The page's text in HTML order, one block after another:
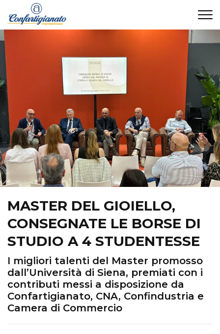
MASTER DEL GIOIELLO,
CONSEGNATE LE BORSE DI
STUDIO A 4 STUDENTESSE
I migliori talenti del Master promosso
dall’Università di Siena, premiati con i
contributi messi a disposizione da
Confartigianato, CNA, Confindustria e
Camera di Commercio